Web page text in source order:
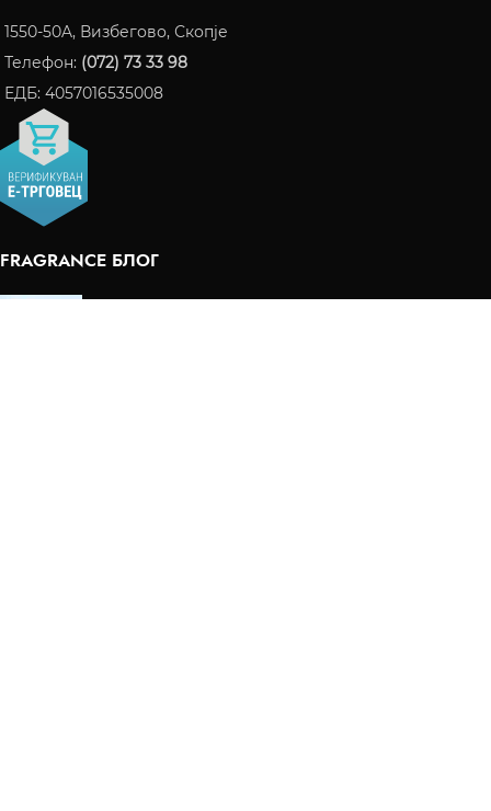
1550-50A, Визбегово, Скопје
Телефон: (072) 73 33 98
ЕДБ: 4057016535008
FRAGRANCE БЛОГ
ПАРФЕМИ КОИ СТАНАА ИНТЕРНЕТ ХИТ ВО 2024